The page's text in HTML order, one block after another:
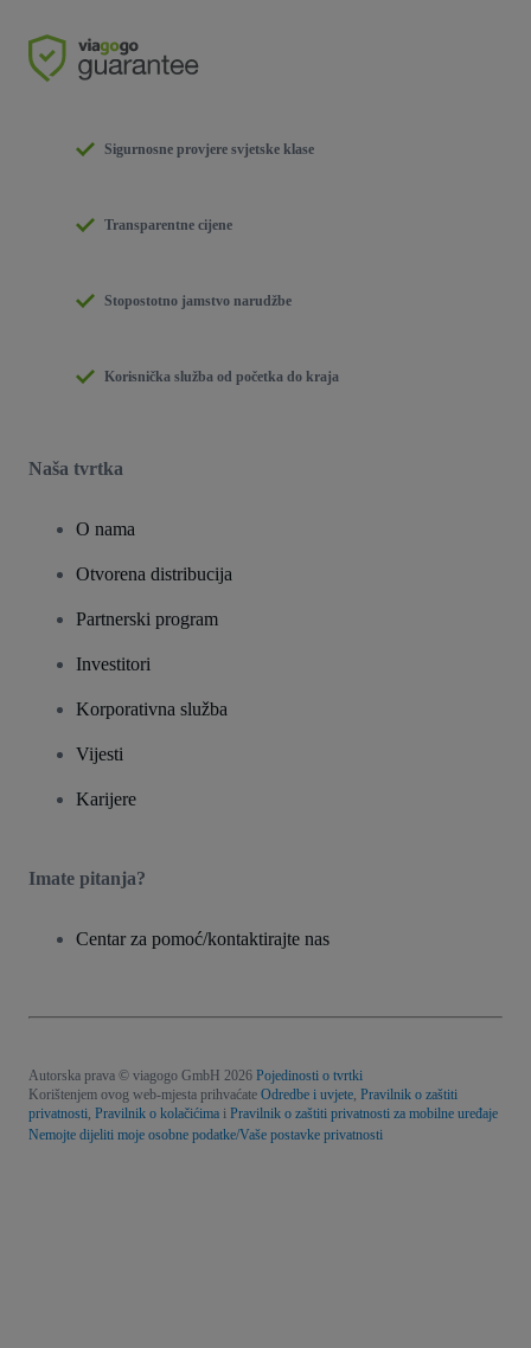
Sigurnosne provjere svjetske klase
Transparentne cijene
Stopostotno jamstvo narudžbe
Korisnička služba od početka do kraja
Naša tvrtka
O nama
Otvorena distribucija
Partnerski program
Investitori
Korporativna služba
Vijesti
Karijere
Imate pitanja?
Centar za pomoć/kontaktirajte nas
Autorska prava © viagogo GmbH 2026 Pojedinosti o tvrtki
Korištenjem ovog web-mjesta prihvaćate Odredbe i uvjete, Pravilnik o zaštiti
privatnosti, Pravilnik o kolačićima i Pravilnik o zaštiti privatnosti za mobilne uređaje
Nemojte dijeliti moje osobne podatke/Vaše postavke privatnosti